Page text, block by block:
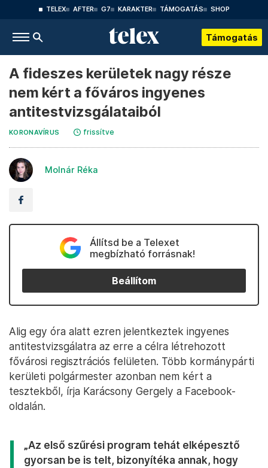
TELEX AFTER G7 KARAKTER TÁMOGATÁS SHOP
Támogatás
A fideszes kerületek nagy része
nem kért a főváros ingyenes
antitestvizsgálataiból
KORONAVÍRUS frissítve
Molnár Réka
Állítsd be a Telexet
megbízható forrásnak!
Beállítom
Alig egy óra alatt ezren jelentkeztek ingyenes
antitestvizsgálatra az erre a célra létrehozott
fővárosi regisztrációs felületen. Több kormánypárti
kerületi polgármester azonban nem kért a
tesztekből, írja Karácsony Gergely a Facebook-
oldalán.
„Az első szűrési program tehát elképesztő
gyorsan be is telt, bizonyítéka annak, hogy